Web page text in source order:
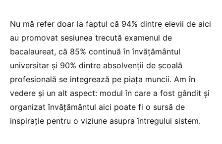
Nu mă refer doar la faptul că 94% dintre elevii de aici
au promovat sesiunea trecută examenul de
bacalaureat, că 85% continuă în învățământul
universitar și 90% dintre absolvenții de școală
profesională se integrează pe piața muncii. Am în
vedere și un alt aspect: modul în care a fost gândit și
organizat învățământul aici poate fi o sursă de
inspirație pentru o viziune asupra întregului sistem.